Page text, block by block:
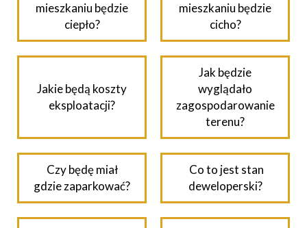
mieszkaniu będzie
ciepło?
mieszkaniu będzie
cicho?
Jakie będą koszty
eksploatacji?
Jak będzie
wyglądało
zagospodarowanie
terenu?
Czy będę miał
gdzie zaparkować?
Co to jest stan
deweloperski?